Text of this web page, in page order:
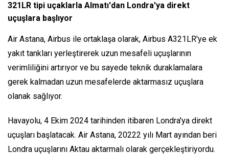
321LR tipi uçaklarla Almatı'dan Londra'ya direkt
uçuşlara başlıyor
Air Astana, Airbus ile ortaklaşa olarak, Airbus A321LR'ye ek
yakıt tankları yerleştirerek uzun mesafeli uçuşlarının
verimliliğini artırıyor ve bu sayede teknik duraklamalara
gerek kalmadan uzun mesafelerde aktarmasız uçuşlara
olanak sağlıyor.
Havayolu, 4 Ekim 2024 tarihinden itibaren Londra'ya direkt
uçuşları başlatacak. Air Astana, 20222 yılı Mart ayından beri
Londra uçuşlarını Aktau aktarmalı olarak gerçekleştiriyordu.